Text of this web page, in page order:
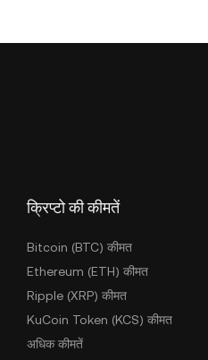
क्रिप्टो की कीमतें
Bitcoin (BTC) कीमत
Ethereum (ETH) कीमत
Ripple (XRP) कीमत
KuCoin Token (KCS) कीमत
अधिक कीमतें